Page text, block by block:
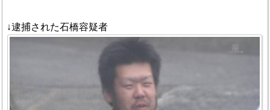
↓逮捕された石橋容疑者